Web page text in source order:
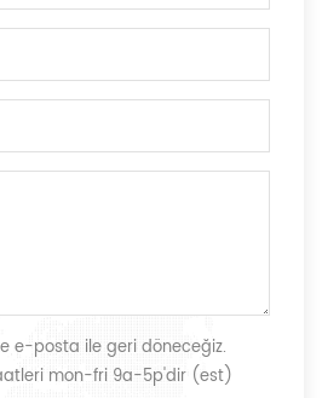
e-posta ile geri döneceğiz.
mon-fri 9a-5p'dir (est)